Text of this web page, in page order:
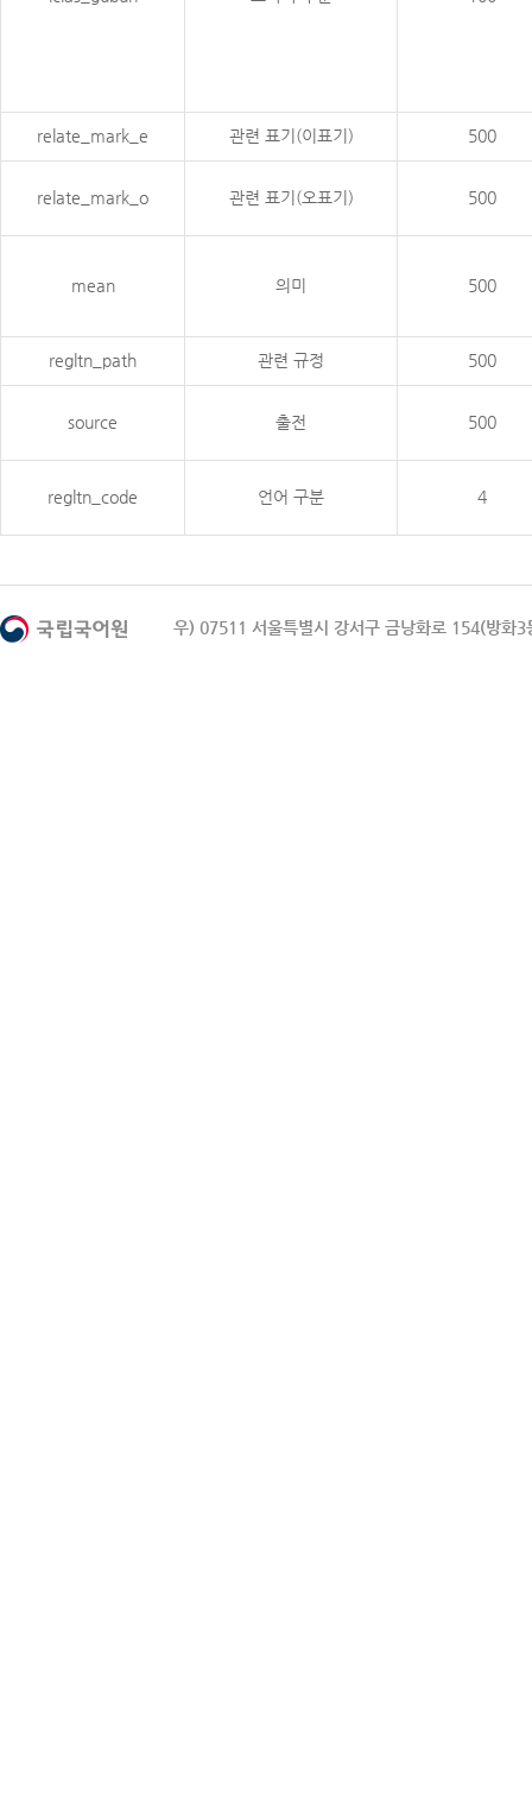
relate_mark_e 관련 표기(이표기) 500
relate_mark_o 관련 표기(오표기) 500
mean 의미 500
regltn_path 관련 규정 500
source 출전 500
regltn_code 언어 구분 4
우) 07511 서울특별시 강서구 금낭화로 154(방화3